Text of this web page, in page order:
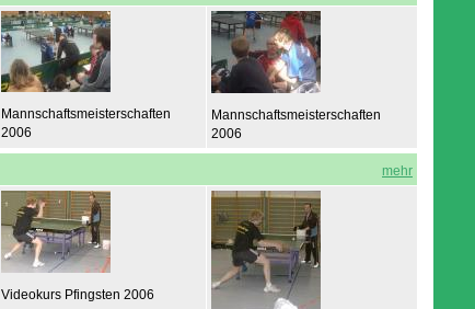
Mannschaftsmeisterschaften
2006
Mannschaftsmeisterschaften
2006
mehr
Videokurs Pfingsten 2006